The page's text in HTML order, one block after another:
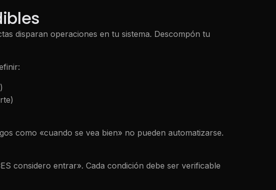
disparan operaciones en tu sistema. Descompón tu
como «cuando se vea bien» no pueden automatizarse.
considero entrar». Cada condición debe ser verificable